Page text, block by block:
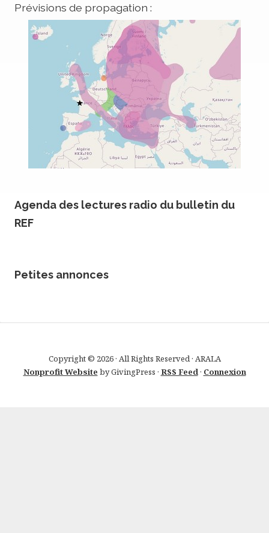
Prévisions de propagation :
Agenda des lectures radio du bulletin du
REF
Petites annonces
Copyright © 2026 · All Rights Reserved · ARALA
Nonprofit Website by GivingPress · RSS Feed · Connexion